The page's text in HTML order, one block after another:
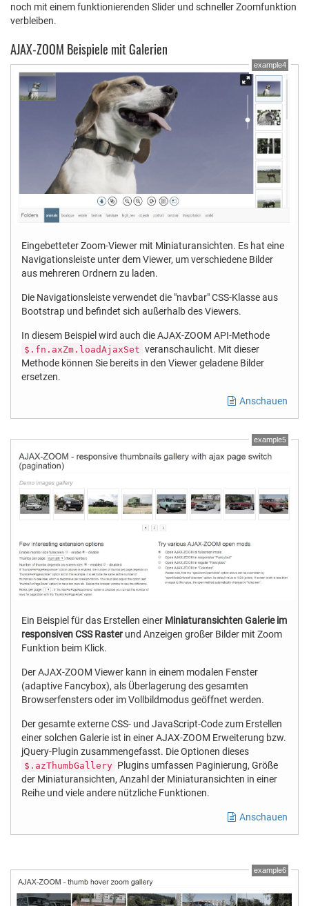
noch mit einem funktionierenden Slider und schneller Zoomfunktion
verbleiben.
AJAX-ZOOM Beispiele mit Galerien
example4
Eingebetteter Zoom-Viewer mit Miniaturansichten. Es hat eine
Navigationsleiste unter dem Viewer, um verschiedene Bilder
aus mehreren Ordnern zu laden.
Die Navigationsleiste verwendet die "navbar" CSS-Klasse aus
Bootstrap und befindet sich außerhalb des Viewers.
In diesem Beispiel wird auch die AJAX-ZOOM API-Methode
$.fn.axZm.loadAjaxSet veranschaulicht. Mit dieser
Methode können Sie bereits in den Viewer geladene Bilder
ersetzen.
Anschauen
example5
Ein Beispiel für das Erstellen einer Miniaturansichten Galerie im
responsiven CSS Raster und Anzeigen großer Bilder mit Zoom
Funktion beim Klick.
Der AJAX-ZOOM Viewer kann in einem modalen Fenster
(adaptive Fancybox), als Überlagerung des gesamten
Browserfensters oder im Vollbildmodus geöffnet werden.
Der gesamte externe CSS- und JavaScript-Code zum Erstellen
einer solchen Galerie ist in einer AJAX-ZOOM Erweiterung bzw.
jQuery-Plugin zusammengefasst. Die Optionen dieses
$.azThumbGallery Plugins umfassen Paginierung, Größe
der Miniaturansichten, Anzahl der Miniaturansichten in einer
Reihe und viele andere nützliche Funktionen.
Anschauen
example6